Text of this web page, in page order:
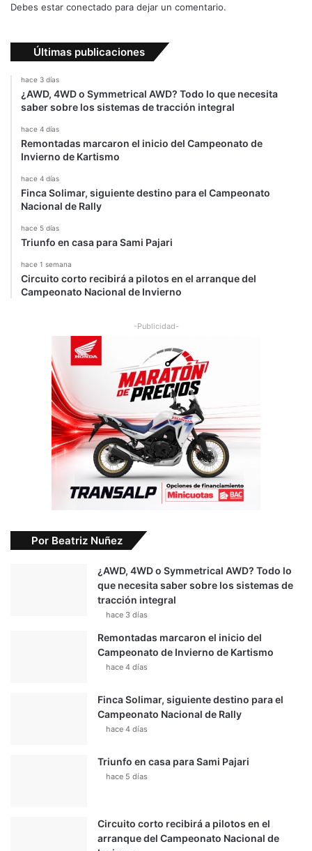
M
c
l
Debes estar conectado para dejar un comentario.
Últimas publicaciones
hace 3 días
¿AWD, 4WD o Symmetrical AWD? Todo lo que necesita
saber sobre los sistemas de tracción integral
hace 4 días
Remontadas marcaron el inicio del Campeonato de
Invierno de Kartismo
hace 4 días
Finca Solimar, siguiente destino para el Campeonato
Nacional de Rally
hace 5 días
Triunfo en casa para Sami Pajari
hace 1 semana
Circuito corto recibirá a pilotos en el arranque del
Campeonato Nacional de Invierno
-Publicidad-
Por Beatriz Nuñez
¿AWD, 4WD o Symmetrical AWD? Todo lo
que necesita saber sobre los sistemas de
tracción integral
hace 3 días
Remontadas marcaron el inicio del
Campeonato de Invierno de Kartismo
hace 4 días
Finca Solimar, siguiente destino para el
Campeonato Nacional de Rally
hace 4 días
Triunfo en casa para Sami Pajari
hace 5 días
Circuito corto recibirá a pilotos en el
arranque del Campeonato Nacional de